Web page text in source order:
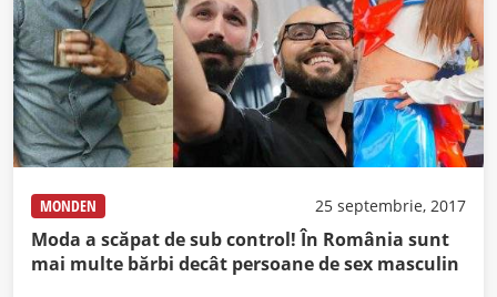
MONDEN 25 septembrie, 2017
Moda a scăpat de sub control! În România sunt
mai multe bărbi decât persoane de sex masculin